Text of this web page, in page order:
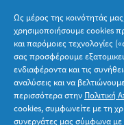
Σχετικά με την P&G
Νομικά
Ακολουθήστε μας
Ως μέρος της κοινότητάς μας,
χρησιμοποιήσουμε cookies
και παρόμοιες τεχνολογίες
σας προσφέρουμε
ενδιαφέροντα και τις
αναλύσεις και να
περισσότερα στην Πολιτική
cookies, συμφωνείτε με τη
συνεργάτες μας σύμφωνα